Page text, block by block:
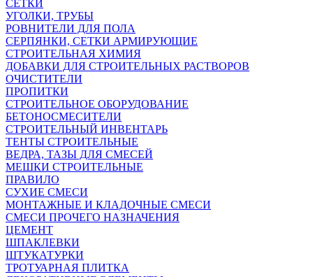
СЕТКИ
УГОЛКИ, ТРУБЫ
РОВНИТЕЛИ ДЛЯ ПОЛА
СЕРПЯНКИ, СЕТКИ АРМИРУЮЩИЕ
СТРОИТЕЛЬНАЯ ХИМИЯ
ДОБАВКИ ДЛЯ СТРОИТЕЛЬНЫХ РАСТВОРОВ
ОЧИСТИТЕЛИ
ПРОПИТКИ
СТРОИТЕЛЬНОЕ ОБОРУДОВАНИЕ
БЕТОНОСМЕСИТЕЛИ
СТРОИТЕЛЬНЫЙ ИНВЕНТАРЬ
ТЕНТЫ СТРОИТЕЛЬНЫЕ
ВЕДРА, ТАЗЫ ДЛЯ СМЕСЕЙ
МЕШКИ СТРОИТЕЛЬНЫЕ
ПРАВИЛО
СУХИЕ СМЕСИ
МОНТАЖНЫЕ И КЛАДОЧНЫЕ СМЕСИ
СМЕСИ ПРОЧЕГО НАЗНАЧЕНИЯ
ЦЕМЕНТ
ШПАКЛЕВКИ
ШТУКАТУРКИ
ТРОТУАРНАЯ ПЛИТКА